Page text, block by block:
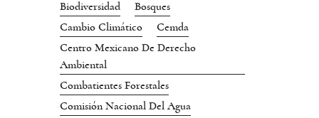
Biodiversidad
Bosques
Cambio Climático
Cemda
Centro Mexicano De Derecho
Ambiental
Combatientes Forestales
Comisión Nacional Del Agua